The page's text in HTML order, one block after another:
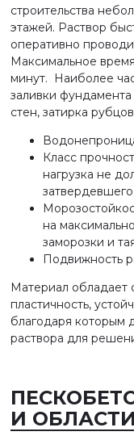
строительства
этажей. Раствор
оперативно
Максимальное
минут. Наиболее
заливки
стен, затирка
Класс
нагрузка не
на
заморозки и
Подвижность
Материал
пластичность,
благодаря которым
раствора для
И ОБЛАСТИ